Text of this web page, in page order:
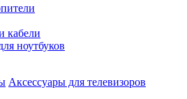
кабели
ноутбуков
Аксессуары для телевизоров